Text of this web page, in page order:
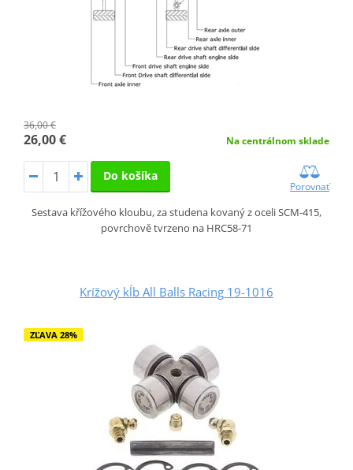
36,00 €
26,00 € Na centrálnom sklade
Do košíka
Porovnať
Sestava křížového kloubu, za studena kovaný z oceli SCM-415,
povrchově tvrzeno na HRC58-71
Krížový kĺb All Balls Racing 19-1016
ZĽAVA 28%